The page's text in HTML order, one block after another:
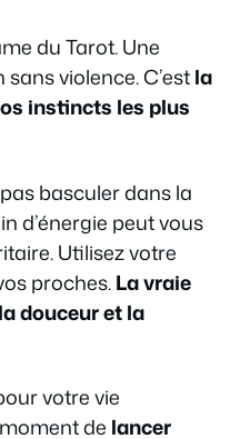
du Tarot. Une
violence. C’estla
instincts les plus
basculer dans la
d’énergie peut vous
Utilisez votre
proches.La vraie
douceur et la
votre vie
de lancer